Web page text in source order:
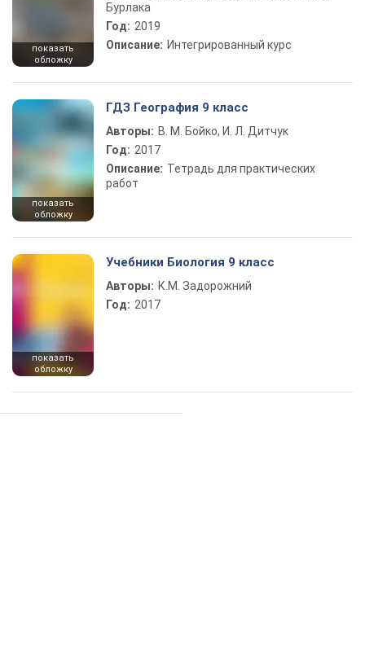
показать
обложку
Бурлака
Год: 2019
Описание: Интегрированный курс
показать
обложку
ГДЗ География 9 класс
Авторы: В. М. Бойко, И. Л. Дитчук
Год: 2017
Описание: Тетрадь для практических
работ
показать
обложку
Учебники Биология 9 класс
Авторы: К.М. Задорожний
Год: 2017